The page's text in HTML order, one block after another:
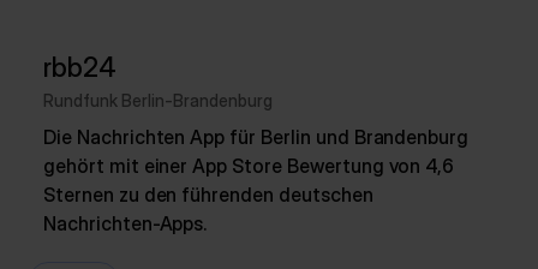
rbb24
Rundfunk Berlin-Brandenburg
Die Nachrichten App für Berlin und Brandenburg
gehört mit einer App Store Bewertung von 4,6
Sternen zu den führenden deutschen
Nachrichten-Apps.